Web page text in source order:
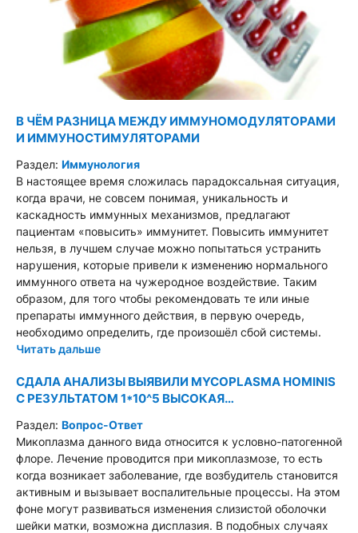
В ЧЁМ РАЗНИЦА МЕЖДУ ИММУНОМОДУЛЯТОРАМИ
И ИММУНОСТИМУЛЯТОРАМИ
Раздел: Иммунология
В настоящее время сложилась парадоксальная ситуация,
когда врачи, не совсем понимая, уникальность и
каскадность иммунных механизмов, предлагают
пациентам «повысить» иммунитет. Повысить иммунитет
нельзя, в лучшем случае можно попытаться устранить
нарушения, которые привели к изменению нормального
иммунного ответа на чужеродное воздействие. Таким
образом, для того чтобы рекомендовать те или иные
препараты иммунного действия, в первую очередь,
необходимо определить, где произошёл сбой системы.
Читать дальше
СДАЛА АНАЛИЗЫ ВЫЯВИЛИ MYCOPLASMA HOMINIS
С РЕЗУЛЬТАТОМ 1*10^5 ВЫСОКАЯ…
Раздел: Вопрос-Ответ
Микоплазма данного вида относится к условно-патогенной
флоре. Лечение проводится при микоплазмозе, то есть
когда возникает заболевание, где возбудитель становится
активным и вызывает воспалительные процессы. На этом
фоне могут развиваться изменения слизистой оболочки
шейки матки, возможна дисплазия. В подобных случаях